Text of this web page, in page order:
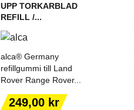
UPP TORKARBLAD
REFILL /...
alca® Germany
refillgummi till Land
Rover Range Rover...
Pris
249,00 kr
LÄGG TILL I
VARUKORGEN